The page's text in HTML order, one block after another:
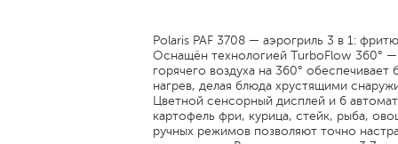
Чары для мультыварак
ГРЫЛЬ-ПРЭС І ШАШЛЫЧНІЦЫ
МІКРАХВАЛЕВЫЯ ПЕЧЫ
Polaris PAF 3708 — аэрогриль 3 в 1:
Оснащён технологией TurboFlow 360° —
горячего воздуха на 360°
нагрев, делая блюда хрустящими
Цветной сенсорный дисплей и 6
картофель фри, курица, стейк, рыба,
ручных режимов позволяют точно